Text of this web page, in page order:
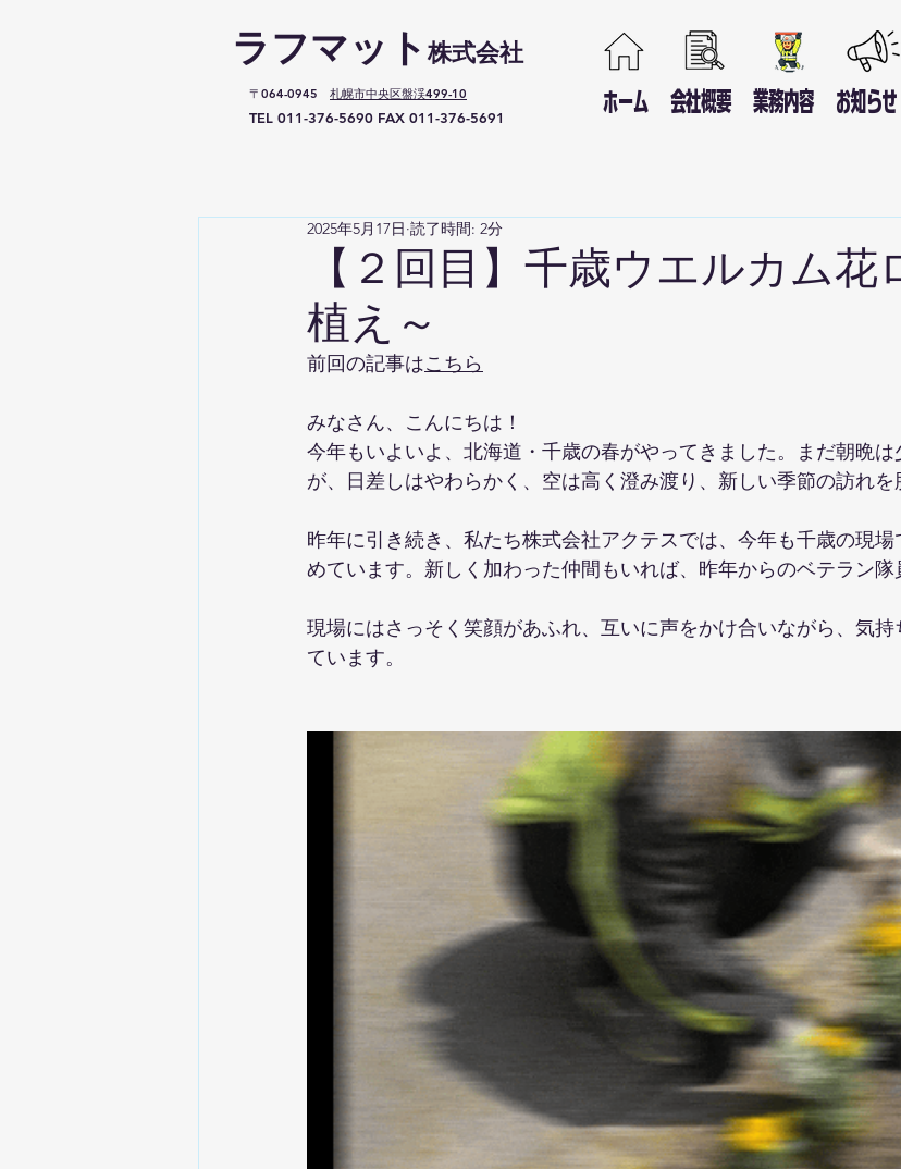
ラフマット​株式会社
〒064-0945 札幌市中央区盤渓499-10
TEL 011-376-5690 FAX 011-376-5691
ホーム 会社概要 業務内容 お知らせ
【２回目】千歳ウエルカム花
植え～
2025年5月17日 読了時間: 2分
前回の記事はこちら
みなさん、こんにちは！
今年もいよいよ、北海道・千歳の春がやってきました。まだ朝晩
が、日差しはやわらかく、空は高く澄み渡り、新しい季節の訪れを
昨年に引き続き、私たち株式会社アクテスでは、今年も千歳の現
めています。新しく加わった仲間もいれば、昨年からのベテラン隊
現場にはさっそく笑顔があふれ、互いに声をかけ合いながら、気
ています。